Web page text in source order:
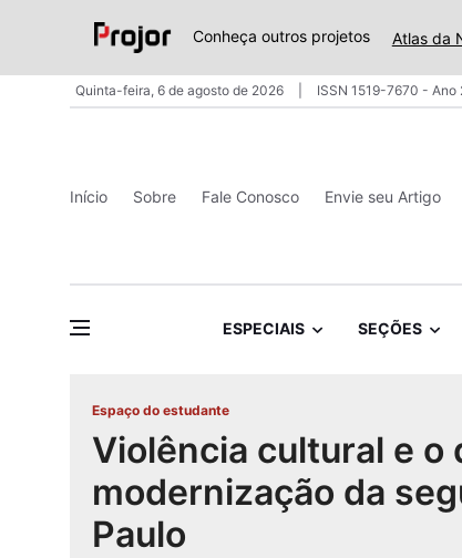
Conheça outros projetos Atlas da
Quinta-feira, 6 de agosto de 2026 ISSN 1519-7670 - Ano
Início Sobre Fale Conosco Envie seu Artigo
ESPECIAIS SEÇÕES
Espaço do estudante
Violência cultural e o
modernização da
Paulo